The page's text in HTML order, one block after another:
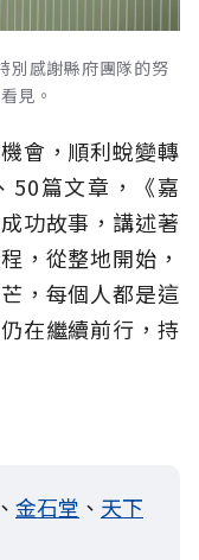
別感謝縣府團隊的努
見。
會，順利蛻變轉
50篇文章，《嘉
功故事，講述著
，從整地開始，
，每個人都是這
在繼續前行，持
、 金石堂 、 天下